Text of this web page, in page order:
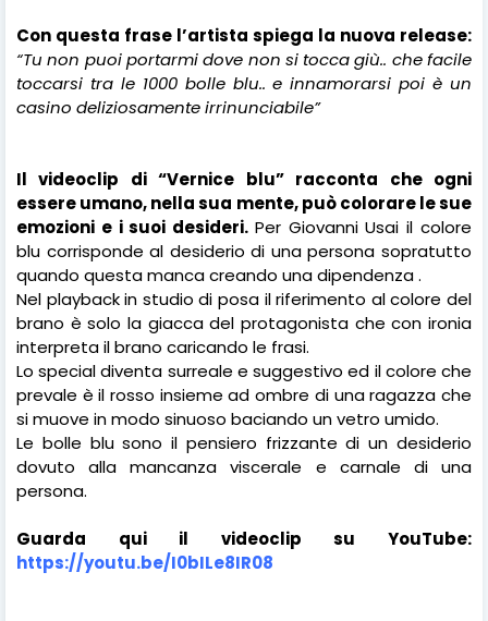
Con questa frase l’artista spiega la nuova release:
“Tu non puoi portarmi dove non si tocca giù.. che facile
toccarsi tra le 1000 bolle blu.. e innamorarsi poi è un
casino deliziosamente irrinunciabile”
Il videoclip di “Vernice blu” racconta che ogni
essere umano, nella sua mente, può colorare le sue
emozioni e i suoi desideri. Per Giovanni Usai il colore
blu corrisponde al desiderio di una persona sopratutto
quando questa manca creando una dipendenza .
Nel playback in studio di posa il riferimento al colore del
brano è solo la giacca del protagonista che con ironia
interpreta il brano caricando le frasi.
Lo special diventa surreale e suggestivo ed il colore che
prevale è il rosso insieme ad ombre di una ragazza che
si muove in modo sinuoso baciando un vetro umido.
Le bolle blu sono il pensiero frizzante di un desiderio
dovuto alla mancanza viscerale e carnale di una
persona.
Guarda qui il videoclip su YouTube:
https://youtu.be/I0bILe8IR08